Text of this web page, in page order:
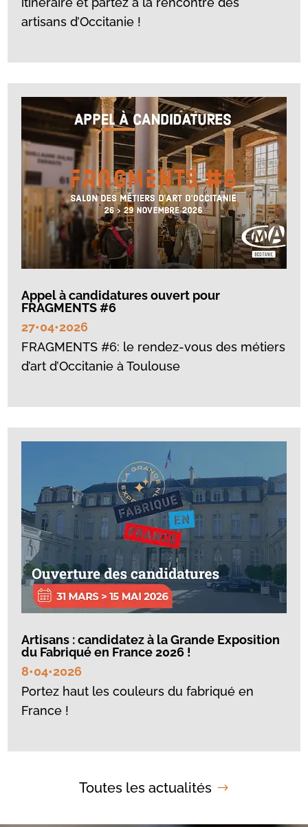
artisans d’Occitanie !
Appel à candidatures ouvert pour
FRAGMENTS #6
27•04•2026
FRAGMENTS #6: le rendez-vous des métiers
d’art d’Occitanie à Toulouse
Artisans : candidatez à la Grande Exposition
du Fabriqué en France 2026 !
8•04•2026
Portez haut les couleurs du fabriqué en
France !
Toutes les actualités